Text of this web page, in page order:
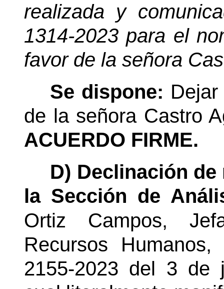
realizada y
1314-2023 para el
favor de la señora
Se dispone:
de la señora Castro
ACUERDO FIRME.
D) Declinación
la Sección de
Ortiz Campos,
Recursos
2155-2023 del 3 de